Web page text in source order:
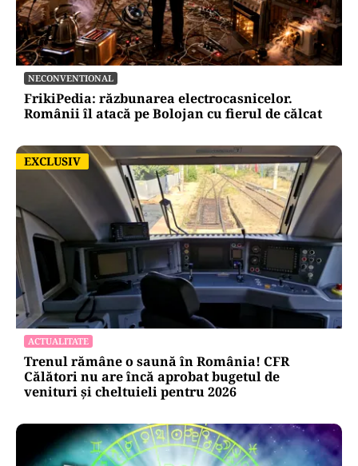
NECONVENTIONAL
FrikiPedia: răzbunarea electrocasnicelor.
Românii îl atacă pe Bolojan cu fierul de călcat
EXCLUSIV
EXCLUSIV
ACTUALITATE
Trenul rămâne o saună în România! CFR
Călători nu are încă aprobat bugetul de
venituri și cheltuieli pentru 2026